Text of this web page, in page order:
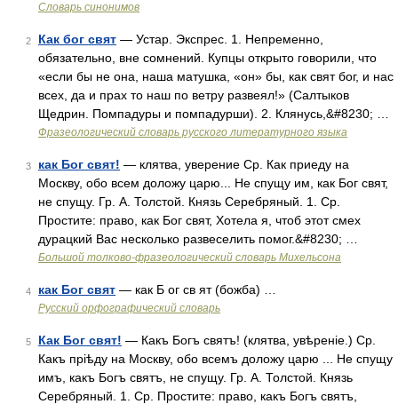
Словарь синонимов
2 Как бог свят — Устар. Экспрес. 1. Непременно,
обязательно, вне сомнений. Купцы открыто говорили, что
«если бы не она, наша матушка, «он» бы, как свят бог, и нас
всех, да и прах то наш по ветру развеял!» (Салтыков
Щедрин. Помпадуры и помпадурши). 2. Клянусь,&#8230; …
Фразеологический словарь русского литературного языка
3 как Бог свят! — клятва, уверение Ср. Как приеду на
Москву, обо всем доложу царю... Не спущу им, как Бог свят,
не спущу. Гр. А. Толстой. Князь Серебряный. 1. Ср.
Простите: право, как Бог свят, Хотела я, чтоб этот смех
дурацкий Вас несколько развеселить помог.&#8230; …
Большой толково-фразеологический словарь Михельсона
4 как Бог свят — как Б ог св ят (божба) …
Русский орфографический словарь
5 Как Бог свят! — Какъ Богъ святъ! (клятва, увѣреніе.) Ср.
Какъ пріѣду на Москву, обо всемъ доложу царю ... Не спущу
имъ, какъ Богъ святъ, не спущу. Гр. А. Толстой. Князь
Серебряный. 1. Ср. Простите: право, какъ Богъ святъ,